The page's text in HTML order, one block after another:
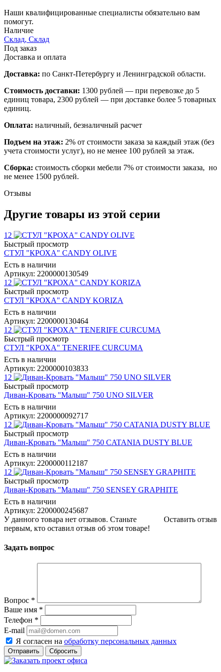
Наши квалифицированные специалисты обязательно вам
помогут.
Наличие
Склад, Склад
Под заказ
Доставка и оплата
Доставка: по Санкт-Петербургу и Ленинградской области.
Стоимость доставки: 1300 рублей — при перевозке до 5
единиц товара, 2300 рублей — при доставке более 5 товарных
единиц.
Оплата: наличный, безналичный расчет
Подъем на этаж: 2% от стоимости заказа за каждый этаж (без
учета стоимости услуг), но не менее 100 рублей за этаж.
Сборка: стоимость сборки мебели 7% от стоимости заказа, но
не менее 1500 рублей.
Отзывы
Другие товары из этой серии
12
Быстрый просмотр
СТУЛ "КРОХА" CANDY OLIVE
Есть в наличии
Артикул: 2200000130549
12
Быстрый просмотр
СТУЛ "КРОХА" CANDY KORIZA
Есть в наличии
Артикул: 2200000130464
12
Быстрый просмотр
СТУЛ "КРОХА" TENERIFE CURCUMA
Есть в наличии
Артикул: 2200000103833
12
Быстрый просмотр
Диван-Кровать "Малыш" 750 UNO SILVER
Есть в наличии
Артикул: 2200000092717
12
Быстрый просмотр
Диван-Кровать "Малыш" 750 CATANIA DUSTY BLUE
Есть в наличии
Артикул: 2200000112187
12
Быстрый просмотр
Диван-Кровать "Малыш" 750 SENSEY GRAPHITE
Есть в наличии
Артикул: 2200000245687
Оставить отзыв
У данного товара нет отзывов. Станьте
первым, кто оставил отзыв об этом товаре!
Задать вопрос
Вопрос *
Ваше имя *
Телефон *
E-mail
Я согласен на обработку персональных данных
Сбросить